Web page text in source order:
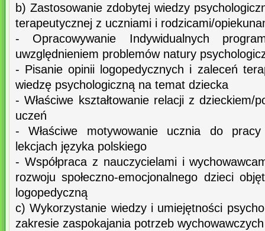
b) Zastosowanie zdobytej wiedzy
terapeutycznej z uczniami i rodzicami/
- Opracowywanie Indywidualnych
uwzględnieniem problemów natury
- Pisanie opinii logopedycznych i zaleceń
wiedzę psychologiczną na temat dziecka
- Właściwe kształtowanie relacji z dzieckiem/
uczeń
- Właściwe motywowanie ucznia do
lekcjach języka polskiego
- Współpraca z nauczycielami i
rozwoju społeczno-emocjonalnego dzieci
logopedyczną
c) Wykorzystanie wiedzy i umiejętności
zakresie zaspokajania potrzeb